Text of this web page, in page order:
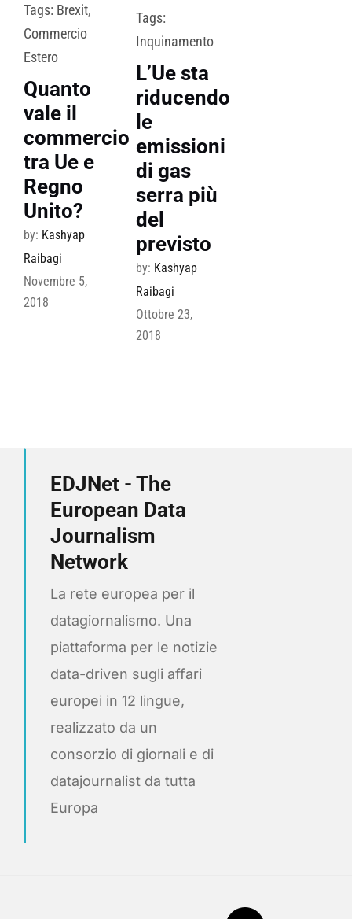
Tags: Brexit,
Commercio
Estero
Quanto
vale il
commercio
tra Ue e
Regno
Unito?
by: Kashyap
Raibagi
Novembre 5,
2018
Tags:
Inquinamento
L’Ue sta
riducendo
le
emissioni
di gas
serra più
del
previsto
by: Kashyap
Raibagi
Ottobre 23,
2018
EDJNet - The
European Data
Journalism
Network
La rete europea per il
datagiornalismo. Una
piattaforma per le notizie
data-driven sugli affari
europei in 12 lingue,
realizzato da un
consorzio di giornali e di
datajournalist da tutta
Europa